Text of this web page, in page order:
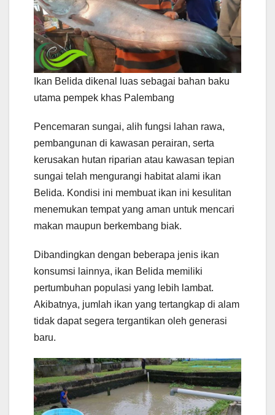
Ikan Belida dikenal luas sebagai bahan baku
utama pempek khas Palembang
Pencemaran sungai, alih fungsi lahan rawa,
pembangunan di kawasan perairan, serta
kerusakan hutan riparian atau kawasan tepian
sungai telah mengurangi habitat alami ikan
Belida. Kondisi ini membuat ikan ini kesulitan
menemukan tempat yang aman untuk mencari
makan maupun berkembang biak.
Dibandingkan dengan beberapa jenis ikan
konsumsi lainnya, ikan Belida memiliki
pertumbuhan populasi yang lebih lambat.
Akibatnya, jumlah ikan yang tertangkap di alam
tidak dapat segera tergantikan oleh generasi
baru.